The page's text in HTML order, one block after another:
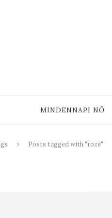
MINDENNAPI NŐ
Posts tagged with "rozé"